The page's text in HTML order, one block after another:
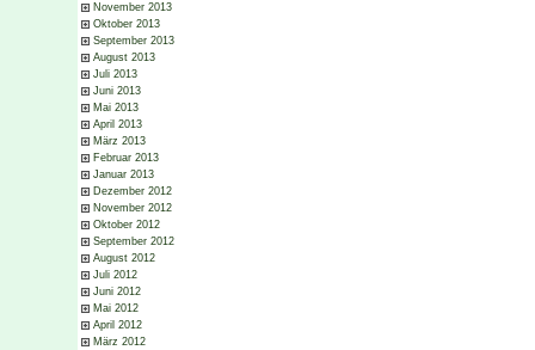
November 2013
Oktober 2013
September 2013
August 2013
Juli 2013
Juni 2013
Mai 2013
April 2013
März 2013
Februar 2013
Januar 2013
Dezember 2012
November 2012
Oktober 2012
September 2012
August 2012
Juli 2012
Juni 2012
Mai 2012
April 2012
März 2012